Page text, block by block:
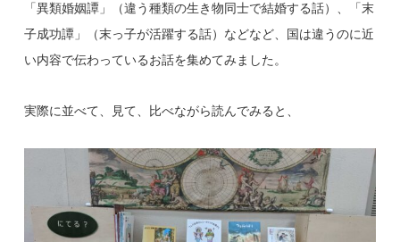
「異類婚姻譚」（違う種類の生き物同士で結婚する話）、「末
子成功譚」（末っ子が活躍する話）などなど、国は違うのに近
い内容で伝わっているお話を集めてみました。
実際に並べて、見て、比べながら読んでみると